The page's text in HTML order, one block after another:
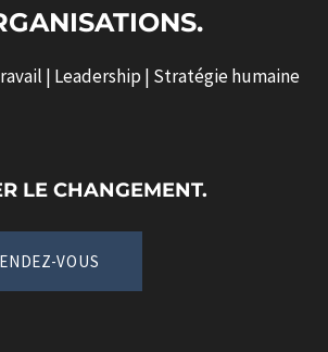
| Leadership | Stratégie humaine
LE CHANGEMENT.
VOUS